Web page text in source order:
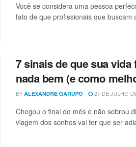
Você se considera uma pessoa
fato de que profissionais que buscam
7 sinais de que sua
nada bem (e como
BY ALEXANDRE GARUPO 27 DE JULHO
Chegou o final do mês e não sobrou
viagem dos sonhos vai ter que ser